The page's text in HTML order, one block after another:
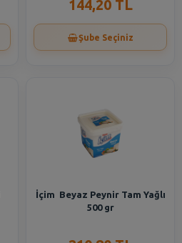
144,20 TL
Şube Seçiniz
İçim Beyaz Peynir Tam Yağlı
500 gr